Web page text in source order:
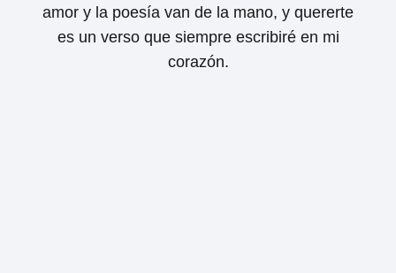
amor y la poesía van de la mano, y quererte
es un verso que siempre escribiré en mi
corazón.